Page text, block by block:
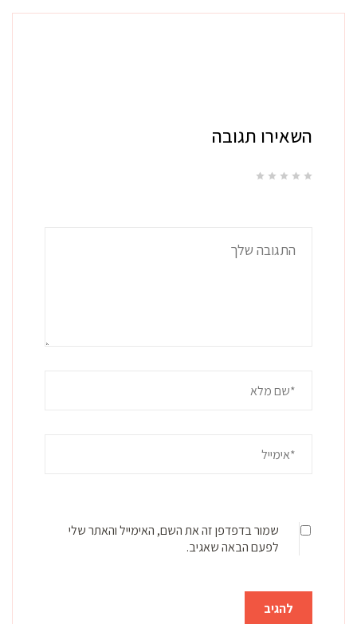
השאירו תגובה
שמור בדפדפן זה את השם, האימייל והאתר שלי
לפעם הבאה שאגיב.